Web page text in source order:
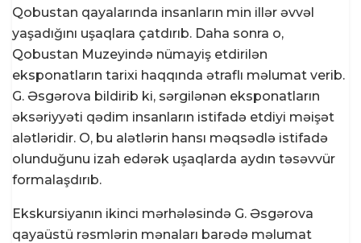
Qobustan qayalarında insanların min illər əvvəl
yaşadığını uşaqlara çatdırıb. Daha sonra o,
Qobustan Muzeyində nümayiş etdirilən
eksponatların tarixi haqqında ətraflı məlumat verib.
G. Əsgərova bildirib ki, sərgilənən eksponatların
əksəriyyəti qədim insanların istifadə etdiyi məişət
alətləridir. O, bu alətlərin hansı məqsədlə istifadə
olunduğunu izah edərək uşaqlarda aydın təsəvvür
formalaşdırıb.
Ekskursiyanın ikinci mərhələsində G. Əsgərova
qayaüstü rəsmlərin mənaları barədə məlumat